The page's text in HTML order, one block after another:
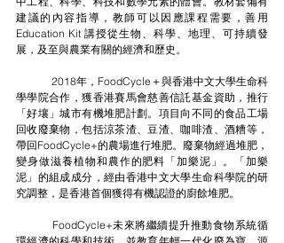
建議的內容指導，教師可以因應課程需要，善用
Education Kit 講授從生物、科學、地理、可持續發
展，及至與農業有關的經濟和歷史。
學學院合作，獲香港賽馬會慈善信託基金資助，推行
「好壤」城市有機堆肥計劃。項目向不同的食品工場
回收廢棄物，包括涼茶渣、豆渣、咖啡渣、酒糟等，
帶回FoodCycle+的農場進行堆肥。廢棄物經過堆肥，
變身做滋養植物和農作的肥料「加樂泥」。「加樂
泥」的組成成分，經由香港中文大學生命科學院的研
究調整，是香港首個獲得有機認證的廚餘堆肥。